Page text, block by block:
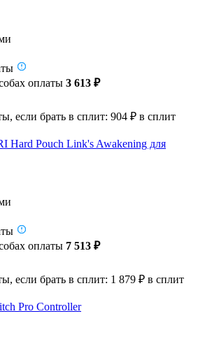
оплаты 3 613 ₽
если брать в сплит: 904 ₽ в сплит
Hard Pouch Link's Awakening для
оплаты 7 513 ₽
если брать в сплит: 1 879 ₽ в сплит
Pro Controller